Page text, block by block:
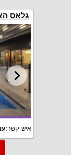
גלאס
איש קשר: